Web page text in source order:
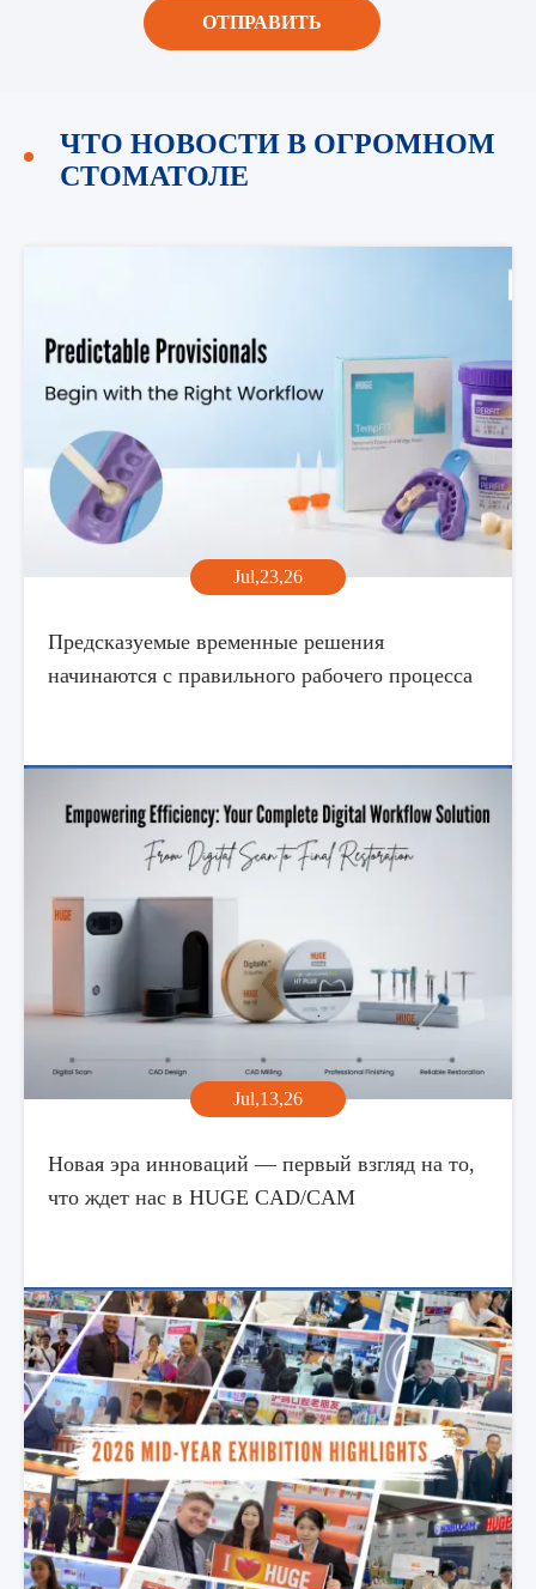
ОТПРАВИТЬ
ЧТО НОВОСТИ В ОГРОМНОМ
СТОМАТОЛЕ
Jul,23,26
Предсказуемые временные решения
начинаются с правильного рабочего процесса
Jul,13,26
Новая эра инноваций — первый взгляд на то,
что ждет нас в HUGE CAD/CAM